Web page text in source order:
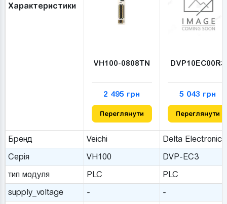
Характеристики
VH100-0808TN
2 495 грн
Переглянути
DVP10EC00R3
5 043 грн
Переглянути
Бренд Veichi
Delta Electronics
Серія
VH100
DVP-EC3
тип модуля
PLC
PLC
supply_voltage
-
-